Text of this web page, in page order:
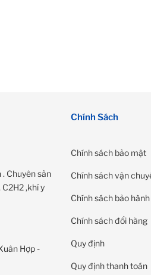
Chuyên sản
,khí y
Hợp -
Chính Sách
Chính sách bảo mật
Chính sách vận
Chính sách bảo hành
Chính sách đổi hàng
Quy định
Quy định thanh toán